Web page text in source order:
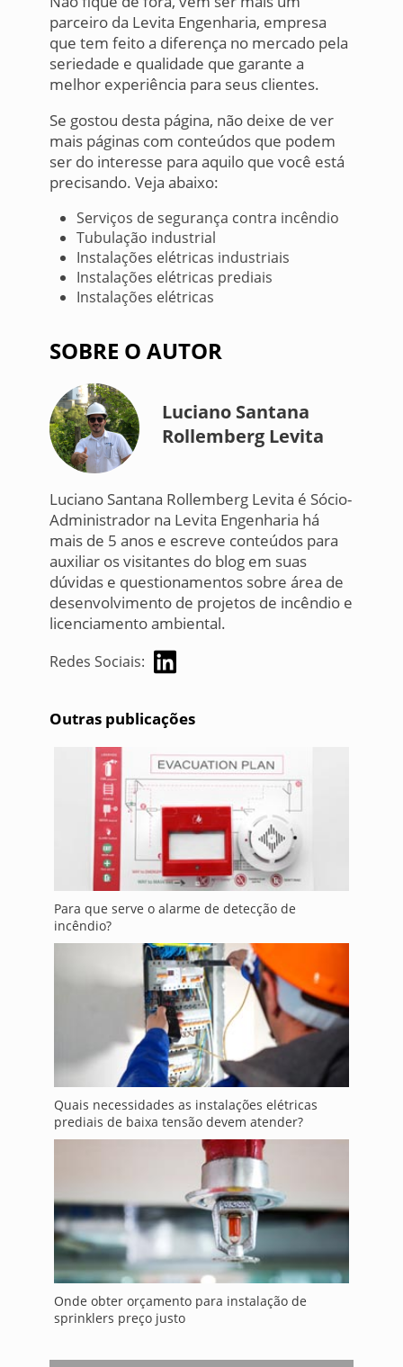
parceiro da Levita Engenharia, empresa
que tem feito a diferença no mercado pela
seriedade e qualidade que garante a
melhor experiência para seus clientes.
Se gostou desta página, não deixe de ver
mais páginas com conteúdos que podem
ser do interesse para aquilo que você está
precisando. Veja abaixo:
Serviços de segurança contra incêndio
Tubulação industrial
Instalações elétricas industriais
Instalações elétricas prediais
Instalações elétricas
SOBRE O AUTOR
Luciano Santana
Rollemberg Levita
Luciano Santana Rollemberg Levita é Sócio-
Administrador na Levita Engenharia há
mais de 5 anos e escreve conteúdos para
auxiliar os visitantes do blog em suas
dúvidas e questionamentos sobre área de
desenvolvimento de projetos de incêndio e
licenciamento ambiental.
Redes Sociais:
Outras publicações
Para que serve o alarme de detecção de
incêndio?
Quais necessidades as instalações elétricas
prediais de baixa tensão devem atender?
Onde obter orçamento para instalação de
sprinklers preço justo